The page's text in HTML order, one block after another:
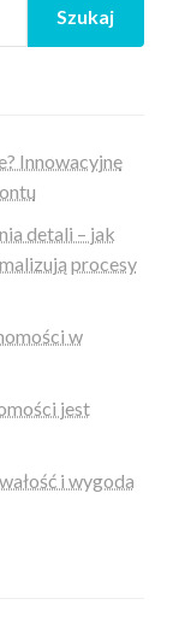
Innowacyjne
detali – jak
procesy
w
jest
i wygoda